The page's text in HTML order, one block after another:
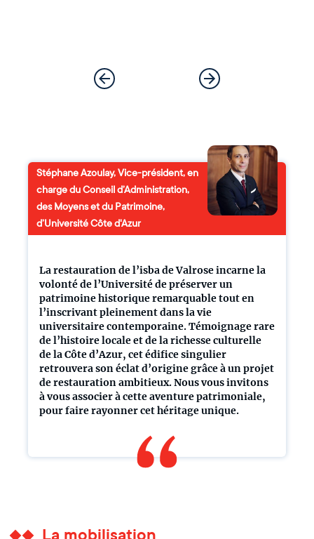
La restauration de l’isba de Valrose incarne la
volonté de l’Université de préserver un
patrimoine historique remarquable tout en
l’inscrivant pleinement dans la vie
universitaire contemporaine. Témoignage rare
de l’histoire locale et de la richesse culturelle
de la Côte d’Azur, cet édifice singulier
retrouvera son éclat d’origine grâce à un projet
de restauration ambitieux. Nous vous invitons
à vous associer à cette aventure patrimoniale,
pour faire rayonner cet héritage unique.
Stéphane Azoulay, Vice-président, en
charge du Conseil d’Administration,
des Moyens et du Patrimoine,
d’Université Côte d'Azur